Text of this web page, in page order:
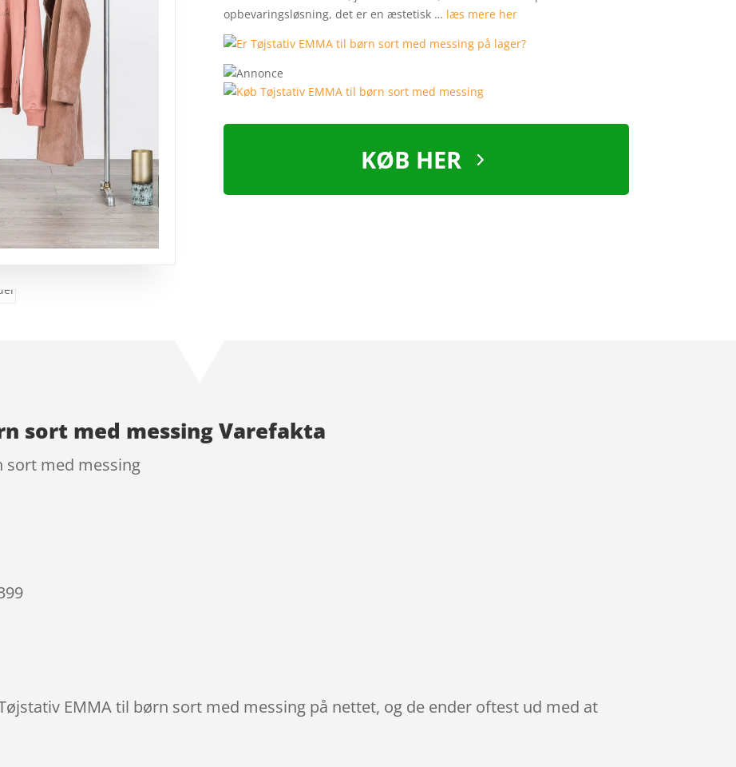
på
kundebed
ømmelse
r
opbevaringsløsning, det er en æstetisk … læs mere her
KØB HER
sort med messing Varefakta
sort med messing
EMMA til børn sort med messing på nettet, og de ender oftest ud med at